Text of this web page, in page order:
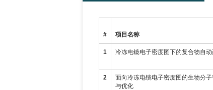
# 项目名称
1 冷冻电镜电子密度图下的复合物自
2
面向冷冻电镜电子密度图的生物分
与优化